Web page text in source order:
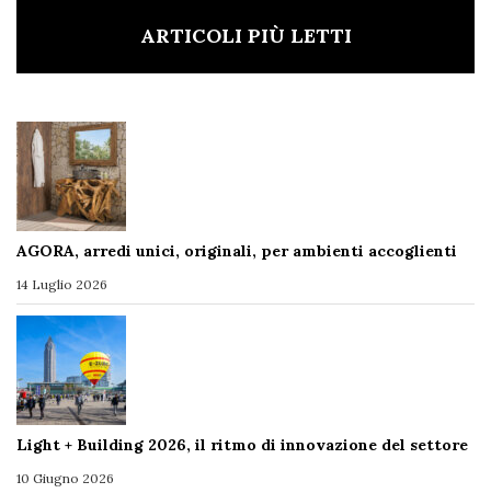
ARTICOLI PIÙ LETTI
AGORA, arredi unici, originali, per ambienti accoglienti
14 Luglio 2026
Light + Building 2026, il ritmo di innovazione del settore
10 Giugno 2026